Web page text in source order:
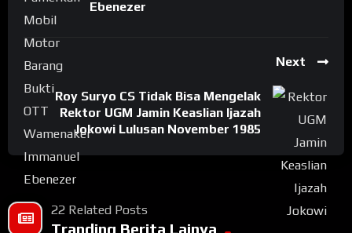
Ebenezer
Next
Roy Suryo CS Tidak Bisa Mengelak
Rektor UGM Jamin Keaslian Ijazah
Jokowi Lulusan November 1985
22 Related Posts
Tranding Berita Lainya